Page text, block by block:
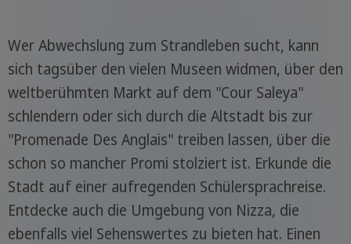
Wer Abwechslung zum Strandleben sucht, kann
sich tagsüber den vielen Museen widmen, über den
weltberühmten Markt auf dem "Cour Saleya"
schlendern oder sich durch die Altstadt bis zur
"Promenade Des Anglais" treiben lassen, über die
schon so mancher Promi stolziert ist. Erkunde die
Stadt auf einer aufregenden Schülersprachreise.
Entdecke auch die Umgebung von Nizza, die
ebenfalls viel Sehenswertes zu bieten hat. Einen